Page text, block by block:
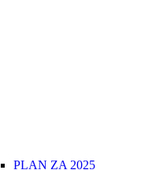
PLAN ZA 2025